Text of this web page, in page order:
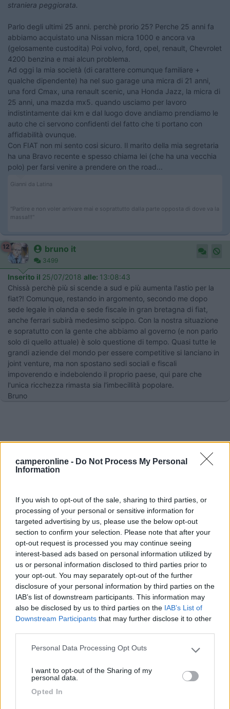
camperonline - Do Not Process My Personal
Information
If you wish to opt-out of the sale, sharing to third parties, or
processing of your personal or sensitive information for
targeted advertising by us, please use the below opt-out
section to confirm your selection. Please note that after your
opt-out request is processed you may continue seeing
interest-based ads based on personal information utilized by
us or personal information disclosed to third parties prior to
your opt-out. You may separately opt-out of the further
disclosure of your personal information by third parties on the
IAB’s list of downstream participants. This information may
also be disclosed by us to third parties on the IAB’s List of
Downstream Participants that may further disclose it to other
Please note that this website/app uses one or more Google
not limited to your visit or usage behaviour. You may click to
grant or deny consent to Google and its third-party tags to
use your data for below specified purposes in below Google
Personal Data Processing Opt Outs
I want to opt-out of the Sharing of my
personal data.
Opted In
straniera peggiorata.
Parlo degli ultimi 25 anni. perchè prorio 25? Perche 25 anni fa
abbiamo acquistato una Nissan micra 1000 e ancora va
(gelosamente custodita) Poi volvo, ford, opel, renault, Chevrolet
4200 benzina e mai alcun problema.
Ad oggi la mia società (di carattere comunque familiare +
qualche dipendente) ha nel suo garage una micra di 21 anni,
una ford Cmax, una renault scenic, una Honda Jazz, la micra di
25 anni, una mazda mx5. quando usciamo per lavoro
indistintamente dai km e dal luogo dove andiamo prendiamo le
auto che ci servono confidenti del fatto che ti portano con
affidabilità ovunque.
Con FIAT non mi sento cosi sicuro. Il marito della mia segretaria
ha una Bravo recente e spesso chiama lei (che ha una vecchia
polo) per farsi venire a prendere on the road...
Gianni da Latina
"Partire e non voler arrivare mai e soprattutto dalla parte opposta di dove va la
massa!!!"
12 bruno it
3499
Inserito il 25/07/2018 alle: 13:08:43
Chissà perchè più si scende a sud e più aumenta l'astio per la
fiat?! Comunque, restando in argomento, secondo me dopo
sede legale in olanda e sede fiscale in gran bretagna di fiat,
anche ferrari subirà medesimo scippo. Con la nostra situazione
e sopratutto con la gente che abbiamo al governo (e non parlo
solo di quello attuale) è solo questione di tempo. Quasi tutte le
grandi aziende del mondo per essere competitive si lanciano in
joint venture, ma non spostano sedi sociali e fiscali
impoverendo e indebolendo il proprio paese, qui pare che
l'unica ricchezza rimasta sia l'imbecillità popolare.
Bruno
Viaggincamper
3758
Inserito il
Chissà perchè più si scende a sud e più aumenta l'astio per la
Non mi pare, per lavoro viaggio molto sud/nord e la percentuale
di fiat mi pare sempre la stessa.
I giovani del sud hanno invaso il nord per merito della fiat e
dovrebbero esserne grati, poi con le sovvenzioni per il
dovrebbero essere sempre grati all'azienda. Certo è che se
l'azienda chiude e licenzia un pò di astio viene, ma viene pure al
nord, dove tutte ste fiat in giro io non ne vedo.